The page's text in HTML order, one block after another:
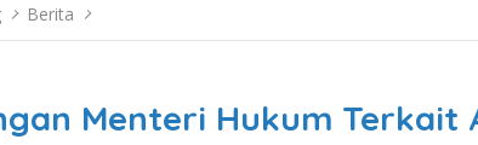
Berita
Menteri Hukum Terkait